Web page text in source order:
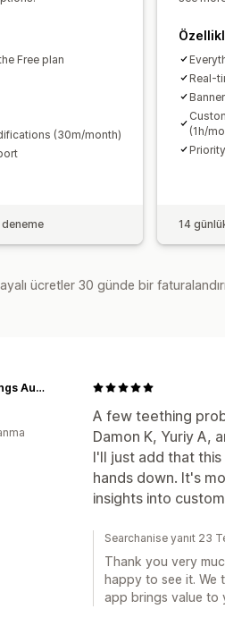
Free plan
(30m/month)
Real-
(1h/
14
ücretler 30 günde bir
A few teething
Damon K, Yuriy A,
I'll just add that
hands down. It's
insights into
Miniature Bearings Australia - MBA Minibearings
Searchanise yanıt 23
Thank you very
happy to see it. We
app brings value to